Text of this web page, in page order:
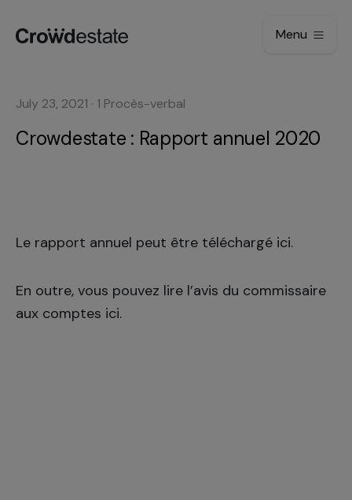
Menu
July 23, 2021 · 1 Procès-verbal
Crowdestate : Rapport annuel 2020
Le rapport annuel peut être téléchargé ici.
En outre, vous pouvez lire l’avis du commissaire
aux comptes ici.